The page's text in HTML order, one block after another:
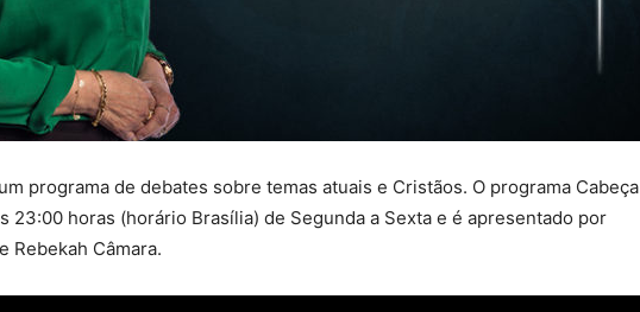
programa de debates sobre temas atuais e Cristãos. O programa Cabeça
23:00 horas (horário Brasília) de Segunda a Sexta e é apresentado por
Rebekah Câmara.